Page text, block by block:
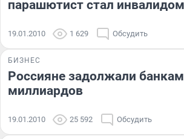
парашютист стал инвалидом
19.01.2010 1 629 Обсудить
БИЗНЕС
Россияне задолжали
миллиардов
19.01.2010 25 592 Обсудить